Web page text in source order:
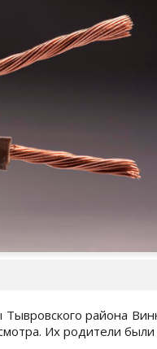
района
Их родители